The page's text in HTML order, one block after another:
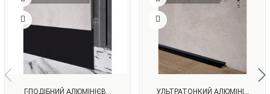
Г-ПОДІБНИЙ АЛЮМІНІЄВ... УЛЬТРАТОНКИЙ АЛЮМІНІ...